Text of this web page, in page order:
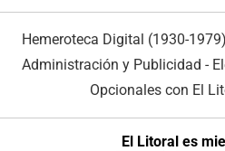
Hemeroteca Digital (1930-1979)
Administración y Publicidad -
Opcionales con El
El Litoral es